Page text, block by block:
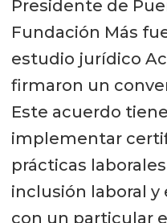
Presidente de
Fundación Más
estudio jurídico
firmaron un
Este acuerdo
implementar
prácticas
inclusión laboral y
con un particular